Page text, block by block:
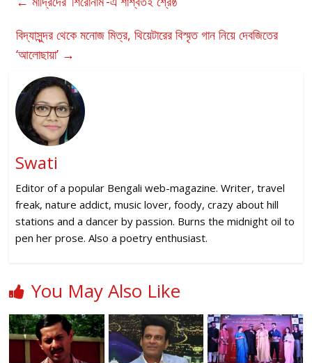
বিদ্যাসুন্দর থেকে মনোজ মিত্র, থিয়েটারের বিস্মৃত গান নিয়ে দেবজিতের
‘আলোছায়া’ →
Swati
Editor of a popular Bengali web-magazine. Writer, travel
freak, nature addict, music lover, foody, crazy about hill
stations and a dancer by passion. Burns the midnight oil to
pen her prose. Also a poetry enthusiast.
You May Also Like